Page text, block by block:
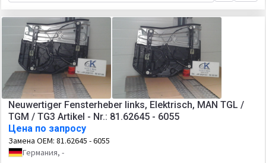
Neuwertiger Fensterheber links, Elektrisch, MAN TGL /
TGM / TG3 Artikel - Nr.: 81.62645 - 6055
Цена по запросу
Замена OEM: 81.62645 - 6055
Германия, -